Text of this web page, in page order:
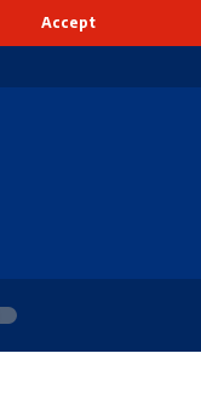
Accept